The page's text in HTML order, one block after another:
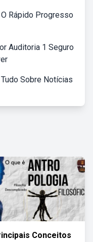
Rápido Progresso
Auditoria 1 Seguro
Sobre Notícias
Conceitos